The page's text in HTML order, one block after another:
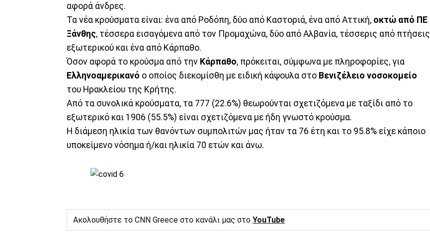
αφορά άνδρες.
Τα νέα κρούσματα είναι: ένα από Ροδόπη, δύο από Καστοριά, ένα από Αττική, οκτώ από ΠΕ
Ξάνθης, τέσσερα εισαγόμενα από τον Προμαχώνα, δύο από Αλβανία, τέσσερις από πτήσεις
εξωτερικού και ένα από Κάρπαθο.
Όσον αφορά το κρούσμα από την Κάρπαθο, πρόκειται, σύμφωνα με πληροφορίες, για
Ελληνοαμερικανό ο οποίος διεκομίσθη με ειδική κάψουλα στο Βενιζέλειο νοσοκομείο
του Ηρακλείου της Κρήτης.
Από τα συνολικά κρούσματα, τα 777 (22.6%) θεωρούνται σχετιζόμενα με ταξίδι από το
εξωτερικό και 1906 (55.5%) είναι σχετιζόμενα με ήδη γνωστό κρούσμα.
Η διάμεση ηλικία των θανόντων συμπολιτών μας ήταν τα 76 έτη και το 95.8% είχε κάποιο
υποκείμενο νόσημα ή/και ηλικία 70 ετών και άνω.
Ακολουθήστε το CNN Greece στο κανάλι μας στο YouTube